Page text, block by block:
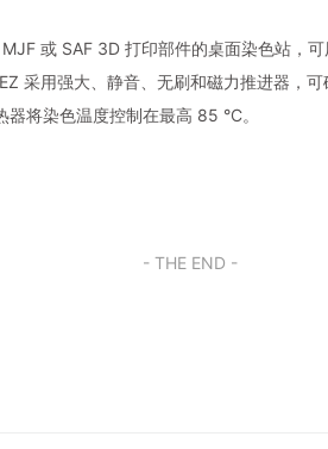
或 SAF 3D 打印部件的桌面染色站，
采用强大、静音、无刷和磁力推进器，
将染色温度控制在最高 85 °C。
- THE END -